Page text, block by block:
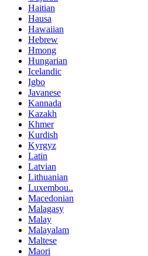
Haitian
Hausa
Hawaiian
Hebrew
Hmong
Hungarian
Icelandic
Igbo
Javanese
Kannada
Kazakh
Khmer
Kurdish
Kyrgyz
Latin
Latvian
Lithuanian
Luxembou..
Macedonian
Malagasy
Malay
Malayalam
Maltese
Maori